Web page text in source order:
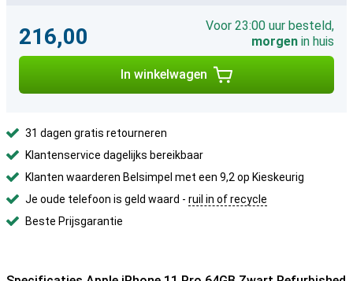
216,00
Voor 23:00 uur besteld,
morgen in huis
In winkelwagen
31 dagen gratis retourneren
Klantenservice dagelijks bereikbaar
Klanten waarderen Belsimpel met een 9,2 op Kieskeurig
Je oude telefoon is geld waard - ruil in of recycle
Beste Prijsgarantie